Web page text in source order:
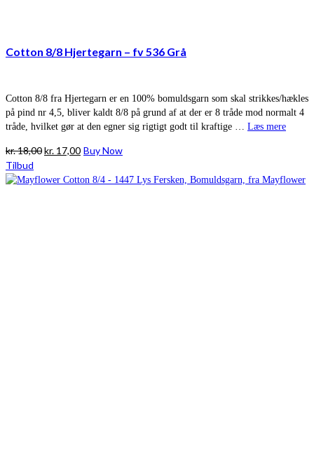
Cotton 8/8 Hjertegarn – fv 536 Grå
Cotton 8/8 fra Hjertegarn er en 100% bomuldsgarn som skal strikkes/hækles
på pind nr 4,5, bliver kaldt 8/8 på grund af at der er 8 tråde mod normalt 4
tråde, hvilket gør at den egner sig rigtigt godt til kraftige … Læs mere
kr.18,00Den
pris
kr. 17,00Den
pris
Buy Now
Tilbud